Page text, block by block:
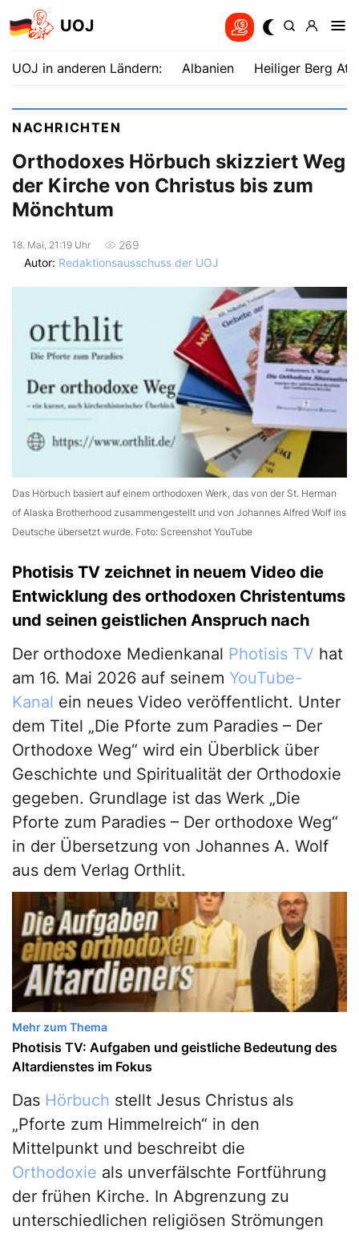
UOJ
UOJ in anderen Ländern: Albanien Heiliger Berg
NACHRICHTEN
Orthodoxes Hörbuch skizziert Weg
der Kirche von Christus bis zum
Mönchtum
18. Mai, 21:19 Uhr
269
Autor: Redaktionsausschuss der UOJ
Das Hörbuch basiert auf einem orthodoxen Werk, das von der St. Herman
of Alaska Brotherhood zusammengestellt und von Johannes Alfred Wolf ins
Deutsche übersetzt wurde. Foto: Screenshot YouTube
Photisis TV zeichnet in neuem Video die
Entwicklung des orthodoxen Christentums
und seinen geistlichen Anspruch nach
Der orthodoxe Medienkanal Photisis TV hat
am 16. Mai 2026 auf seinem YouTube-
Kanal ein neues Video veröffentlicht. Unter
dem Titel „Die Pforte zum Paradies – Der
Orthodoxe Weg“ wird ein Überblick über
Geschichte und Spiritualität der Orthodoxie
gegeben. Grundlage ist das Werk „Die
Pforte zum Paradies – Der orthodoxe Weg“
in der Übersetzung von Johannes A. Wolf
aus dem Verlag Orthlit.
Mehr zum Thema
Photisis TV: Aufgaben und geistliche Bedeutung des
Altardienstes im Fokus
Das Hörbuch stellt Jesus Christus als
„Pforte zum Himmelreich“ in den
Mittelpunkt und beschreibt die
Orthodoxie als unverfälschte Fortführung
der frühen Kirche. In Abgrenzung zu
unterschiedlichen religiösen Strömungen